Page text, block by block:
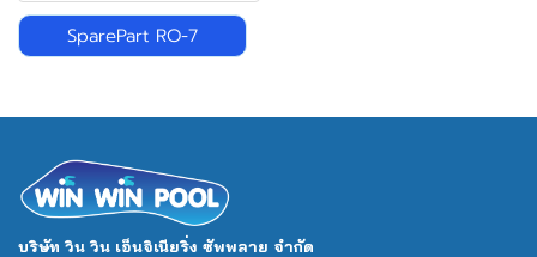
SparePart RO-7
บริษัท วิน วิน เอ็นจิเนียริ่ง ซัพพลาย จำกัด